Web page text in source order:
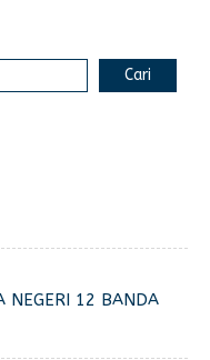
Cari
NEGERI 12 BANDA